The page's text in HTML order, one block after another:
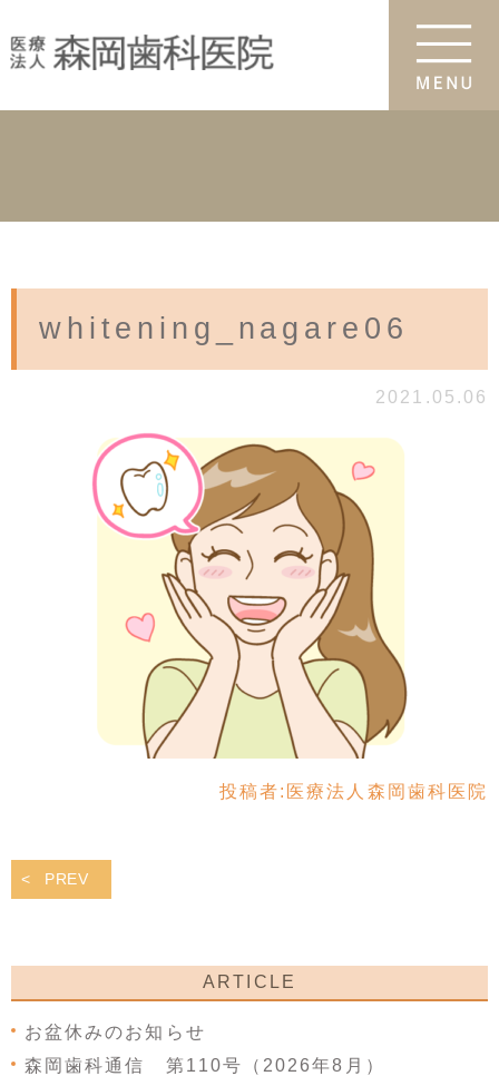
whitening_nagare06
2021.05.06
投稿者: 医療法人森岡歯科医院
PREV
ARTICLE
お盆休みのお知らせ
森岡歯科通信 第110号（2026年8月）